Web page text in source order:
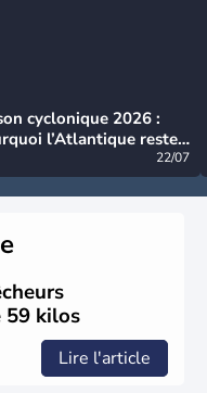
cyclonique 2026 :
l’Atlantique reste
22/07
59 kilos
Lire l'article